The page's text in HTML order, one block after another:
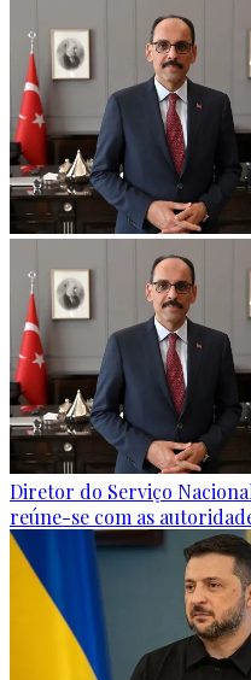
Diretor do Serviço
reúne-se com as